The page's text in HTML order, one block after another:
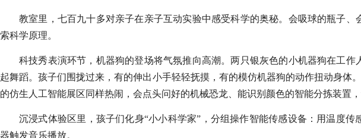
教室里，七百九十多对亲子在亲子互动实验中感受科学的奥秘。会吸球的瓶子
索科学原理。
科技秀表演环节，机器狗的登场将气氛推向高潮。两只银灰色的小机器狗在工
起舞蹈。孩子们围拢过来，有的伸出小手轻轻抚摸，有的模仿机器狗的动作扭动身体
的仿生人工智能展区同样热闹，会点头问好的机械恐龙、能识别颜色的智能分拣装置
沉浸式体验区里，孩子们化身“小小科学家”，分组操作智能传感设备：用温度
器触发音乐播放。